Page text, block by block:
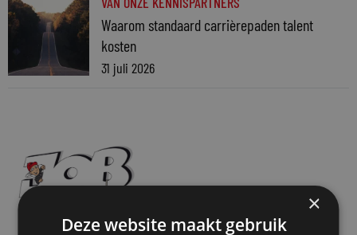
Waarom standaard carrièrepaden talent
kosten
31 juli 2026
×
Deze website maakt gebruik